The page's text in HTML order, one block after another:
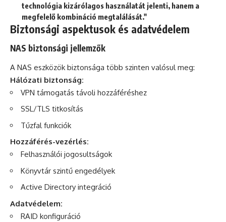
technológia kizárólagos használatát jelenti, hanem a
megfelelő kombináció megtalálását."
Biztonsági aspektusok és adatvédelem
NAS biztonsági jellemzők
A NAS eszközök biztonsága több szinten valósul meg:
Hálózati biztonság:
VPN támogatás távoli hozzáféréshez
SSL/TLS titkosítás
Tűzfal funkciók
Hozzáférés-vezérlés:
Felhasználói jogosultságok
Könyvtár szintű engedélyek
Active Directory integráció
Adatvédelem:
RAID konfiguráció